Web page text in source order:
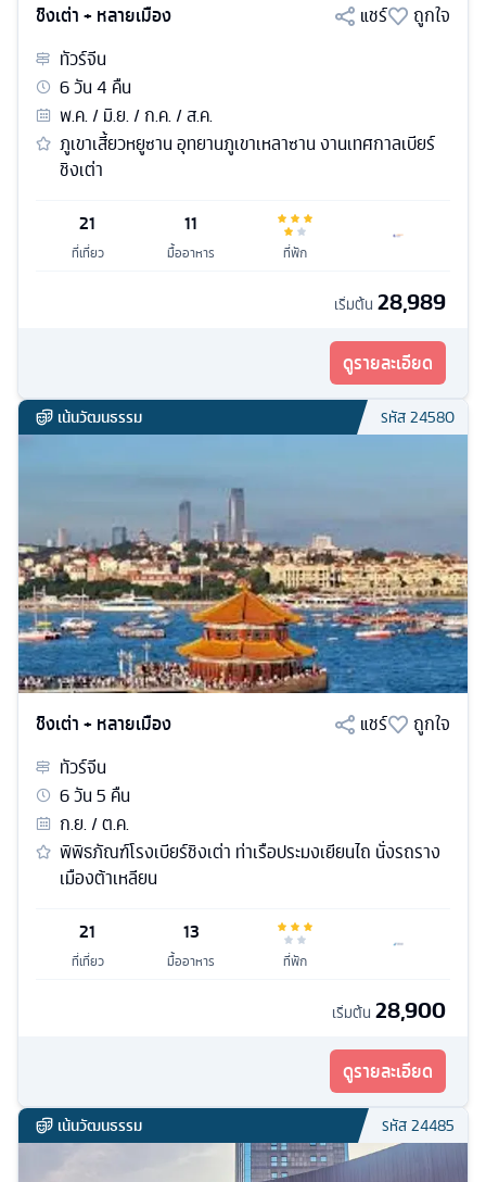
ชิงเต่า + หลายเมือง แชร์
ถูกใจ
ทัวร์จีน
6วัน4 คืน
พ.ค. / มิ.ย. / ก.ค. / ส.ค.
ภูเขาเสี้ยวหยูซาน อุทยานภูเขาเหลาซาน งานเทศกาลเบียร์
ชิงเต่า
21
ที่เที่ยว
11
มื้ออาหาร ที่พัก
เริ่มต้น 28,989
ดูรายละเอียด
เน้นวัฒนธรรม รหัส24580
ชิงเต่า + หลายเมือง แชร์
ถูกใจ
ทัวร์จีน
6วัน5 คืน
ก.ย. / ต.ค.
พิพิธภัณฑ์โรงเบียร์ชิงเต่า ท่าเรือประมงเยียนไถ นั่งรถราง
เมืองต้าเหลียน
21
ที่เที่ยว
13
มื้ออาหาร ที่พัก
เริ่มต้น 28,900
ดูรายละเอียด
เน้นวัฒนธรรม รหัส24485